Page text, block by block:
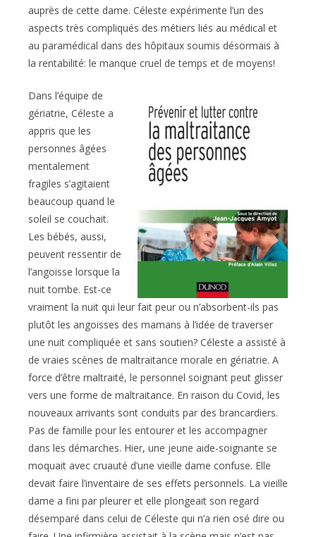
auprès de cette dame. Céleste expérimente l’un des
aspects très compliqués des métiers liés au médical et
au paramédical dans des hôpitaux soumis désormais à
la rentabilité: le manque cruel de temps et de moyens!
Dans l’équipe de
gériatrie, Céleste a
appris que les
personnes âgées
mentalement
fragiles s’agitaient
beaucoup quand le
soleil se couchait.
Les bébés, aussi,
peuvent ressentir de
l’angoisse lorsque la
nuit tombe. Est-ce
vraiment la nuit qui leur fait peur ou n’absorbent-ils pas
plutôt les angoisses des mamans à l’idée de traverser
une nuit compliquée et sans soutien? Céleste a assisté à
de vraies scènes de maltraitance morale en gériatrie. A
force d’être maltraité, le personnel soignant peut glisser
vers une forme de maltraitance. En raison du Covid, les
nouveaux arrivants sont conduits par des brancardiers.
Pas de famille pour les entourer et les accompagner
dans les démarches. Hier, une jeune aide-soignante se
moquait avec cruauté d’une vieille dame confuse. Elle
devait faire l’inventaire de ses effets personnels. La vieille
dame a fini par pleurer et elle plongeait son regard
désemparé dans celui de Céleste qui n’a rien osé dire ou